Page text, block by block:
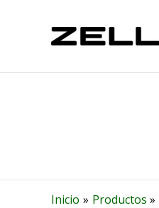
contenido
Inicio Productos